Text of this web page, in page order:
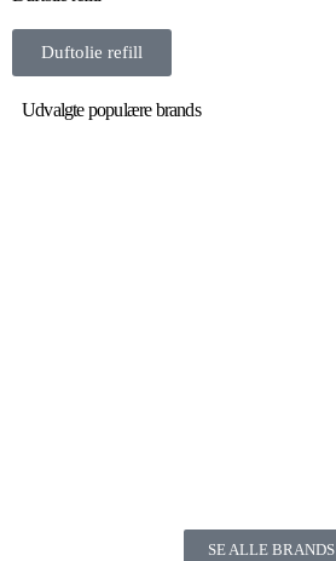
Duftolie refill
Udvalgte populære brands
SE ALLE BRANDS